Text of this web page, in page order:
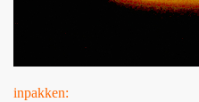
inpakken: